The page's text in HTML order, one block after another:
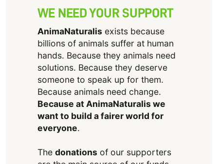
WE NEED YOUR SUPPORT
AnimaNaturalisexists because
billions of animals suffer at human
hands. Because they animals need
solutions. Because they deserve
someone to speak up for them.
Because animals need change.
Because at AnimaNaturalis we
want to build a fairer world for
everyone.
The donationsof our supporters